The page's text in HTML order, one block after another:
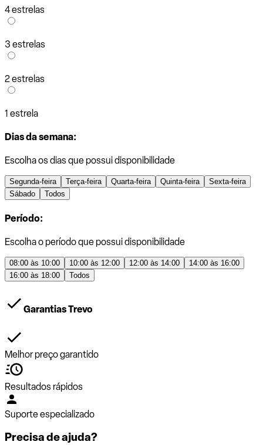
4 estrelas
3 estrelas
2 estrelas
1 estrela
Dias da semana:
Escolha os dias que possui disponibilidade
Segunda-feira Terça-feira Quarta-feira Quinta-feira
Sexta-feira
Sábado
Todos
Período:
Escolha o período que possui disponibilidade
08:00 às 10:00 10:00 às 12:00 12:00 às 14:00
14:00 às 16:00
16:00 às 18:00
Todos
Garantias Trevo
Melhor preço garantido
Resultados rápidos
Suporte especializado
Precisa de ajuda?